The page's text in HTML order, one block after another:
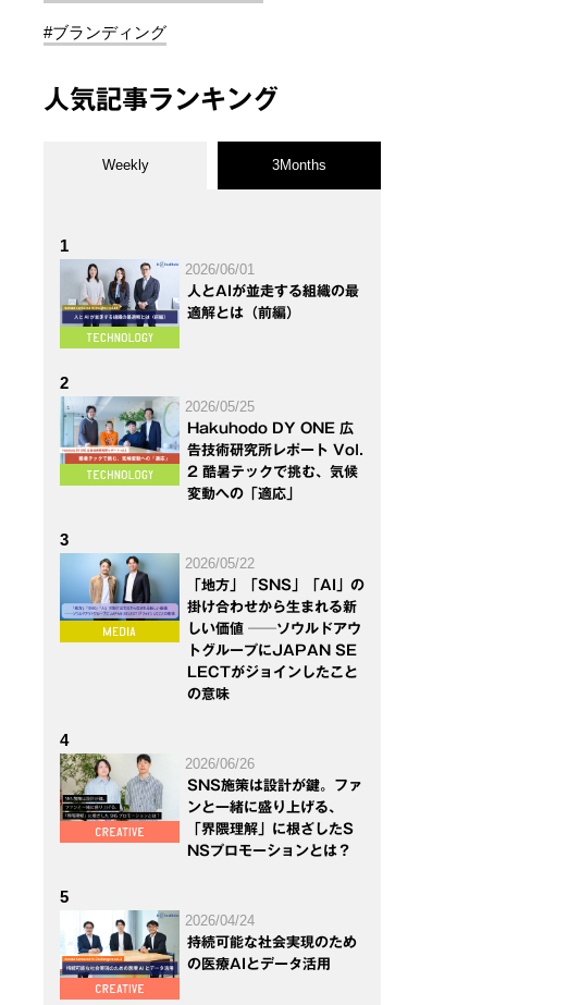
#ブランディング
人気記事ランキング
Weekly 3Months
1
2026/06/01
人とAIが並走する組織の最
適解とは（前編）
2
2026/05/25
Hakuhodo DY ONE 広
告技術研究所レポート Vol.
2 酷暑テックで挑む、気候
変動への「適応」
3
2026/05/22
「地方」「SNS」「AI」の
掛け合わせから生まれる新
しい価値 ──ソウルドアウ
トグループにJAPAN SE
LECTがジョインしたこと
の意味
4
2026/06/26
SNS施策は設計が鍵。ファ
ンと一緒に盛り上げる、
「界隈理解」に根ざしたS
NSプロモーションとは？
5
2026/04/24
持続可能な社会実現のため
の医療AIとデータ活用